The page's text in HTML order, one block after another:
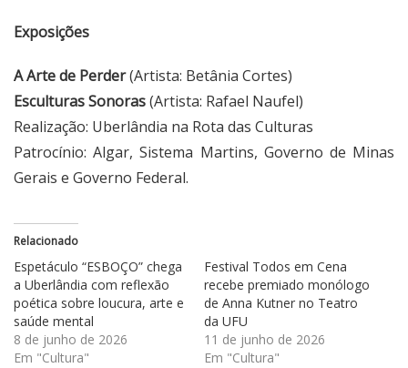
Exposições
A Arte de Perder(Artista: Betânia Cortes)
Esculturas Sonoras(Artista: Rafael Naufel)
Realização: Uberlândia na Rota das Culturas
Patrocínio: Algar, Sistema Martins, Governo de Minas
Gerais e Governo Federal.
Relacionado
Espetáculo “ESBOÇO” chega
a Uberlândia com reflexão
poética sobre loucura, arte e
saúde mental
8 de junho de 2026
Em "Cultura"
Festival Todos em Cena
recebe premiado monólogo
de Anna Kutner no Teatro
da UFU
11 de junho de 2026
Em "Cultura"